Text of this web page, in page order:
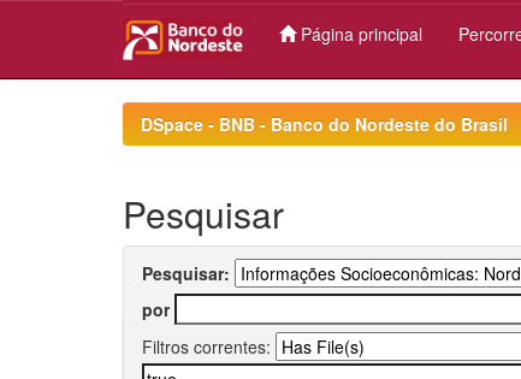
Página principal
DSpace - BNB - Banco do Nordeste do Brasil
Pesquisar
Pesquisar:
por
Filtros correntes: